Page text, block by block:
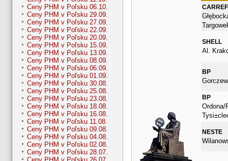
Ceny PHM v Poľsku 06.10.
Ceny PHM v Poľsku 29.09.
Ceny PHM v Poľsku 27.09.
Ceny PHM v Poľsku 22.09.
Ceny PHM v Poľsku 20.09.
Ceny PHM v Poľsku 15.09.
Ceny PHM v Poľsku 13.09.
Ceny PHM v Poľsku 08.09.
Ceny PHM v Poľsku 06.09.
Ceny PHM v Poľsku 01.09.
Ceny PHM v Poľsku 30.08.
Ceny PHM v Poľsku 25.08.
Ceny PHM v Poľsku 23.08.
Ceny PHM v Poľsku 18.08.
Ceny PHM v Poľsku 16.08.
Ceny PHM v Poľsku 11.08.
Ceny PHM v Poľsku 09.08.
Ceny PHM v Poľsku 04.08.
Ceny PHM v Poľsku 02.08.
Ceny PHM v Poľsku 28.07.
SHELL
Al.
BP
BP
Ordona/
NESTE